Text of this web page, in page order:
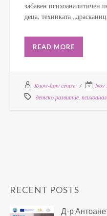
забавен психоаналитичен
деца, техниката
READ MORE
Know-how centre
Nov
детско развитие
RECENT POSTS
Д-р